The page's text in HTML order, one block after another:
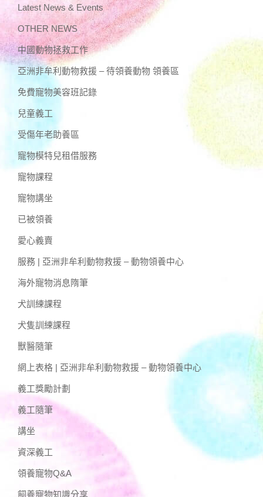
Latest News & Events
OTHER NEWS
中國動物拯救工作
亞洲非牟利動物救援 – 待領養動物 領養區
免費寵物美容班記錄
兒童義工
受傷年老助養區
寵物模特兒租借服務
寵物課程
寵物講坐
已被領養
愛心義賣
服務 | 亞洲非牟利動物救援 – 動物領養中心
海外寵物消息隋筆
犬訓練課程
犬隻訓練課程
獸醫隨筆
網上表格 | 亞洲非牟利動物救援 – 動物領養中心
義工獎勵計劃
義工隨筆
講坐
資深義工
領養寵物Q&A
飼養寵物知識分享